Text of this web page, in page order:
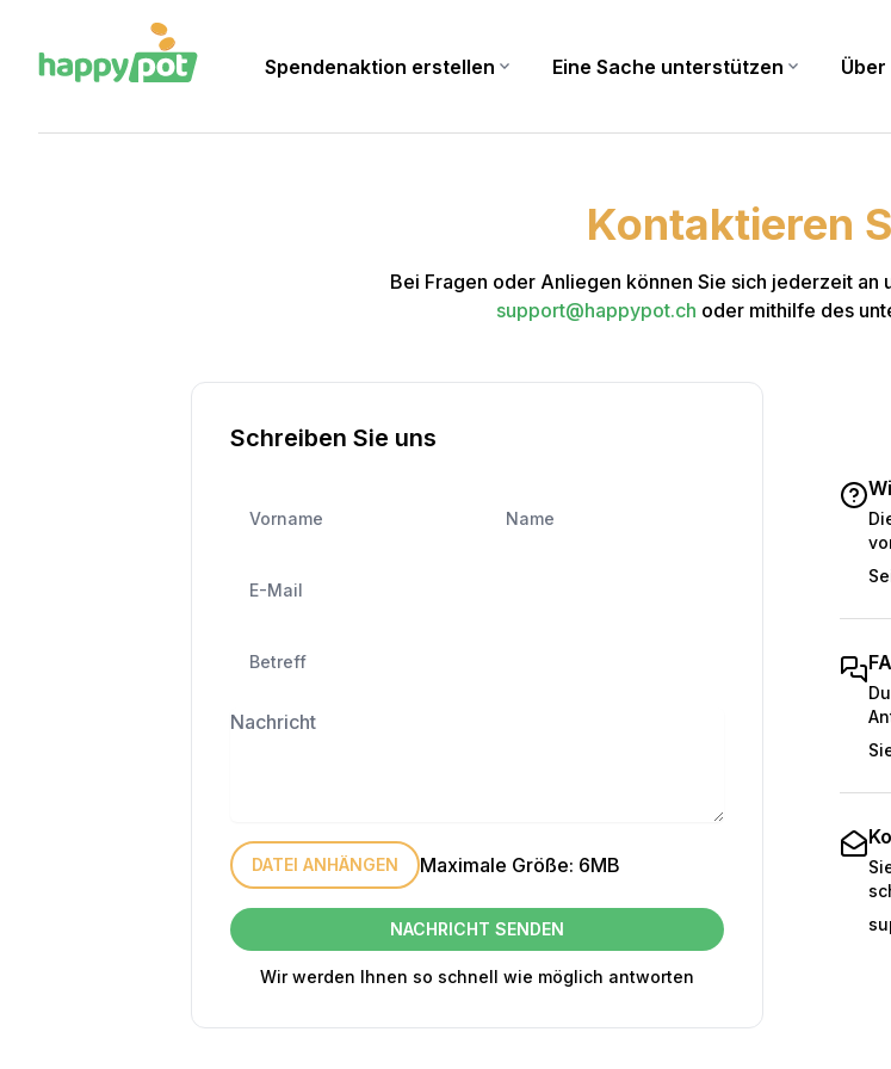
Spendenaktion erstellen expand_more Eine Sache unterstützen expand_more Über
Kontaktieren
Bei Fragen oder Anliegen können Sie sich jederzeit an
support@happypot.ch oder mithilfe des
Schreiben Sie uns
DATEI ANHÄNGEN Maximale Größe: 6MB
NACHRICHT SENDEN
Wir werden Ihnen so schnell wie möglich antworten